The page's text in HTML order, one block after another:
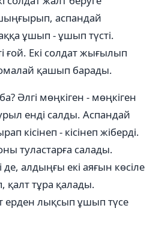
аспандай
ұшып - ұшып түсті.
ғой. Екі солдат жығылып
қашып барады.
Әлгі мөңкіген - мөңкіген
енді салды. Аспандай
кісінеп - кісінеп жіберді.
туластарға салады.
алдыңғы екі аяғын көсіле
қалт тұра қалады.
ерден лықсып ұшып түсе